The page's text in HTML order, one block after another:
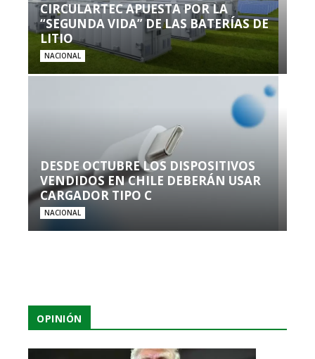
CIRCULARTEC APUESTA POR LA
“SEGUNDA VIDA” DE LAS BATERÍAS DE
LITIO
NACIONAL
DESDE OCTUBRE LOS DISPOSITIVOS
VENDIDOS EN CHILE DEBERÁN USAR
CARGADOR TIPO C
NACIONAL
OPINIÓN